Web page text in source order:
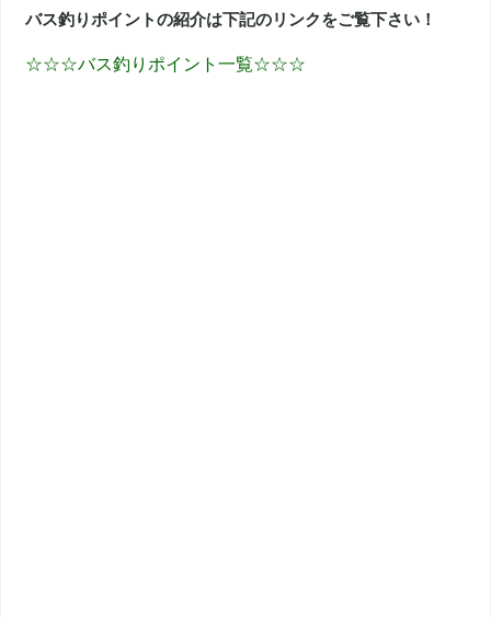
バス釣りポイントの紹介は下記のリンクをご覧下さい！
☆☆☆バス釣りポイント一覧☆☆☆